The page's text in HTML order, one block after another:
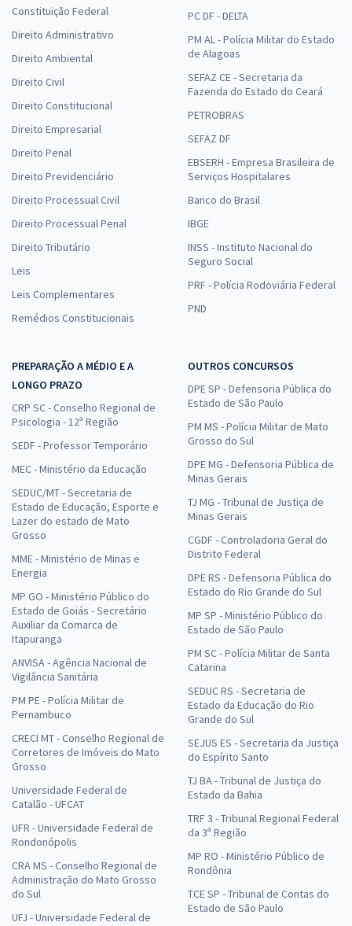
Constituição Federal
Direito Administrativo
Direito Ambiental
Direito Civil
Direito Constitucional
Direito Empresarial
Direito Penal
Direito Previdenciário
Direito Processual Civil
Direito Processual Penal
Direito Tributário
Leis
Leis Complementares
Remédios Constitucionais
PC DF - DELTA
PM AL - Polícia Militar do Estado
de Alagoas
SEFAZ CE - Secretaria da
Fazenda do Estado do Ceará
PETROBRAS
SEFAZ DF
EBSERH - Empresa Brasileira de
Serviços Hospitalares
Banco do Brasil
IBGE
INSS - Instituto Nacional do
Seguro Social
PRF - Polícia Rodoviária Federal
PND
PREPARAÇÃO A MÉDIO E A
LONGO PRAZO
CRP SC - Conselho Regional de
Psicologia - 12ª Região
SEDF - Professor Temporário
MEC - Ministério da Educação
SEDUC/MT - Secretaria de
Estado de Educação, Esporte e
Lazer do estado de Mato
Grosso
MME - Ministério de Minas e
Energia
MP GO - Ministério Público do
Estado de Goiás - Secretário
Auxiliar da Comarca de
Itapuranga
ANVISA - Agência Nacional de
Vigilância Sanitária
PM PE - Polícia Militar de
Pernambuco
CRECI MT - Conselho Regional de
Corretores de Imóveis do Mato
Grosso
Universidade Federal de
Catalão - UFCAT
UFR - Universidade Federal de
Rondonópolis
CRA MS - Conselho Regional de
Administração do Mato Grosso
do Sul
UFJ - Universidade Federal de
OUTROS CONCURSOS
DPE SP - Defensoria Pública do
Estado de São Paulo
PM MS - Polícia Militar de Mato
Grosso do Sul
DPE MG - Defensoria Pública de
Minas Gerais
TJ MG - Tribunal de Justiça de
Minas Gerais
CGDF - Controladoria Geral do
Distrito Federal
DPE RS - Defensoria Pública do
Estado do Rio Grande do Sul
MP SP - Ministério Público do
Estado de São Paulo
PM SC - Polícia Militar de Santa
Catarina
SEDUC RS - Secretaria de
Estado da Educação do Rio
Grande do Sul
SEJUS ES - Secretaria da Justiça
do Espírito Santo
TJ BA - Tribunal de Justiça do
Estado da Bahia
TRF 3 - Tribunal Regional Federal
da 3ª Região
MP RO - Ministério Público de
Rondônia
TCE SP - Tribunal de Contas do
Estado de São Paulo